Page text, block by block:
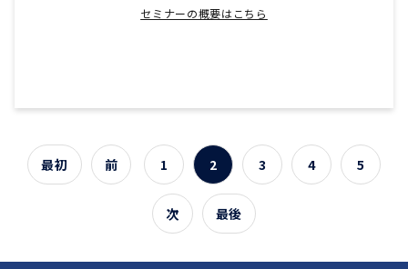
セミナーの概要はこちら
最初 前 1 2 3 4 5
次 最後